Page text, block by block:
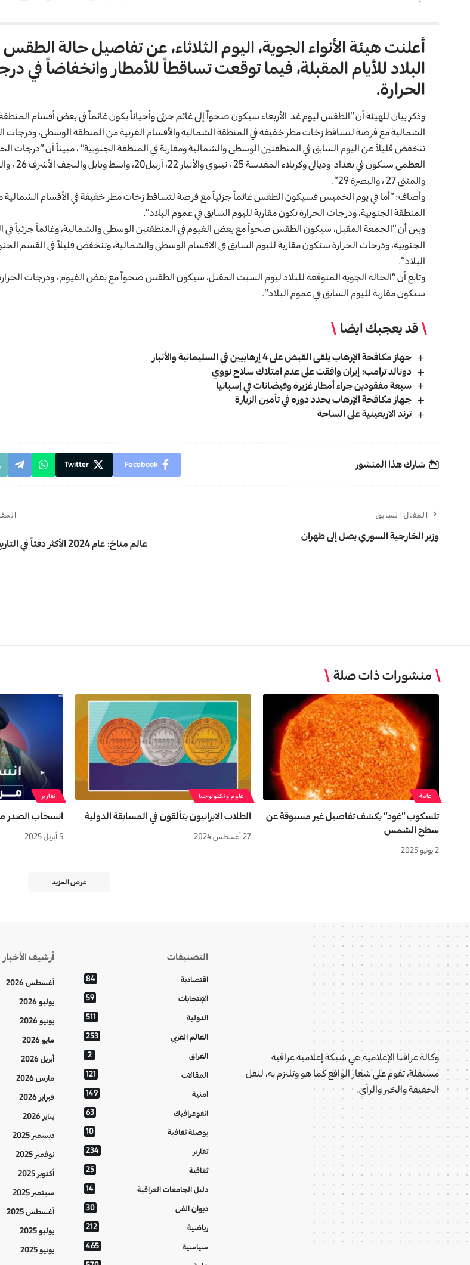
أعلنت هيئة الأنواء الجوية، اليوم الثلاثاء، عن تفاصيل حالة
البلاد للأيام المقبلة، فيما توقعت تساقطاً للأمطار وانخفاضاً في
الحرارة.
وذكر بيان للهيئة أن “الطقس ليوم غد الأربعاء سيكون صحواً إلى غائم جزئي وأحياناً يكون غائماً في بعض أقسام
الشمالية مع فرصة لتساقط زخات مطر خفيفة في المنطقة الشمالية والأقسام الغربية من المنطقة الوسطى، ودرجات
تنخفض قليلاً عن اليوم السابق في المنطقتين الوسطى والشمالية ومقاربة في المنطقة الجنوبية” ، مبيناً أن “درجات
العظمى ستكون في بغداد وديالى
والمثنى 27 ، والبصرة 29”.
وأضاف: “أما في يوم الخميس فسيكون الطقس غائماً جزئياً مع فرصة لتساقط زخات مطر خفيفة في الأقسام الشمالية
المنطقة الجنوبية، ودرجات الحرارة تكون مقاربة لليوم السابق في عموم البلاد”.
وبين أن “الجمعة المقبل، سيكون الطقس صحواً مع بعض الغيوم في المنطقتين الوسطى والشمالية، وغائماً جزئياً في
الجنوبية، ودرجات الحرارة ستكون مقاربة لليوم السابق في الاقسام الوسطى والشمالية، وتنخفض قليلاً في القسم
البلاد”.
وتابع أن “الحالة الجوية المتوقعة للبلاد ليوم السبت المقبل، سيكون الطقس صحواً مع بعض الغيوم ، ودرجات
ستكون مقاربة لليوم السابق في عموم البلاد”.
قد يعجبك ايضا
جهاز مكافحة الإرهاب يلقي القبض على 4 إرهابيين في السليمانية والأنبار
دونالد ترامب: إيران وافقت على عدم امتلاك سلاح نووي
سبعة مفقودين جراء أمطار غزيرة وفيضانات في إسبانيا
جهاز مكافحة الإرهاب يحدد دوره في تأمين الزيارة
ترند الاربعينية على الساحة
شارك هذا المنشور Facebook
Twitter
المقال السابق
وزير الخارجية السوري يصل إلى طهران
عالم مناخ: عام 2024 الأكثر دفئاً في التاريخ
منشورات ذات صلة
عامة
تلسكوب “غود” يكشف تفاصيل غير مسبوقة عن
سطح الشمس
2 يونيو 2025
علوم وتكنولوجيا
الطلاب الايرانيون يتألقون في المسابقة الدولية
27 أغسطس 2024
تقارير
انسحاب الصدر
5 أبريل 2025
عرض المزيد
وكالة عراقنا الإعلامية هي شبكة إعلامية عراقية
مستقلة، تقوم على شعار الواقع كما هو وتلتزم به، لنقل
الحقيقة والخبر والرأي.
التصنيفات
اقتصادية 84
الإنتخابات 59
الدولية 511
العالم العربي 253
العراق 2
المقالات 121
امنية 149
انفوغرافيك 63
بوصلة ثقافية 10
تقارير 234
ثقافية 25
دليل الجامعات العراقية 14
ديوان الفن 30
رياضية 212
سياسية 465
أرشيف الأخبار
أغسطس 2026
يوليو 2026
يونيو 2026
مايو 2026
أبريل 2026
مارس 2026
فبراير 2026
يناير 2026
ديسمبر 2025
نوفمبر 2025
أكتوبر 2025
سبتمبر 2025
أغسطس 2025
يوليو 2025
يونيو 2025